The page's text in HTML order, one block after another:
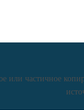
частичное